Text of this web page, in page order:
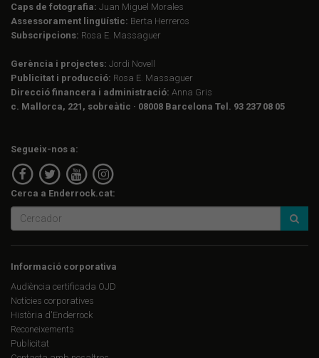
Caps de fotografia: Juan Miguel Morales
Assessorament lingüístic: Berta Herreros
Subscripcions: Rosa E. Massaguer
Gerència i projectes: Jordi Novell
Publicitat i producció: Rosa E. Massaguer
Direcció financera i administració: Anna Gris
c. Mallorca, 221, sobreàtic · 08008 Barcelona Tel. 93 237 08 05
Segueix-nos a:
Cerca a Enderrock.cat:
Informació corporativa
Audiència certificada OJD
Notícies corporatives
Història d'Enderrock
Reconeixements
Publicitat